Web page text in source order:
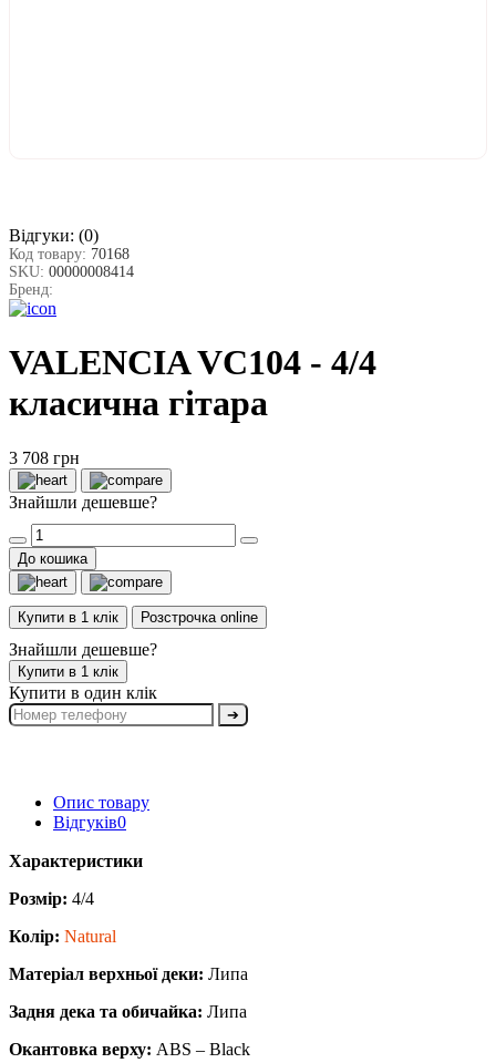
Відгуки: (0)
Код товару: 70168
SKU: 00000008414
Бренд:
VALENCIA VC104 - 4/4
класична гітара
3 708 грн
Знайшли дешевше?
До кошика
Купити в 1 клік Розстрочка online
Знайшли дешевше?
Купити в 1 клік
Купити в один клік
➔
Опис товару
Відгуків0
Характеристики
Розмір: 4/4
Колір: Natural
Матеріал верхньої деки: Липа
Задня дека та обичайка: Липа
Окантовка верху: ABS – Black